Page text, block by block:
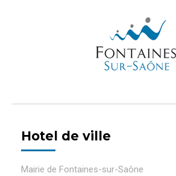
Hotel de ville
Mairie de Fontaines-sur-Saône